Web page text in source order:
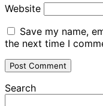
Website
Save my name,
the next time I
Search